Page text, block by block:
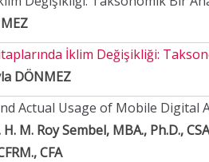
İklim Değişikliği:
DÖNMEZ
Actual Usage of Mobile Digital
M. Roy Sembel, MBA., Ph.D.,
CFA